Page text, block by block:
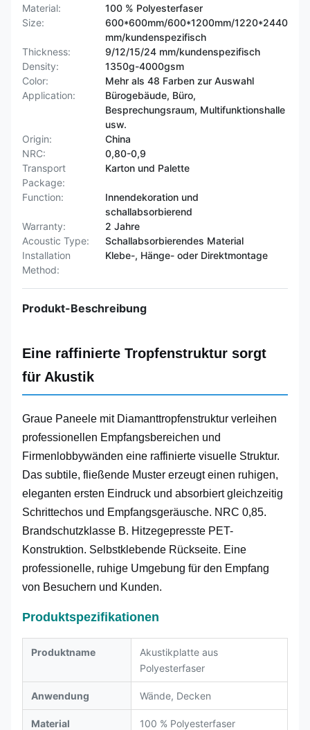
Material:
100 % Polyesterfaser
Size:
600*600mm/600*1200mm/1220*2440
mm/kundenspezifisch
Thickness:
9/12/15/24 mm/kundenspezifisch
Density:
1350g-4000gsm
Color:
Mehr als 48 Farben zur Auswahl
Application:
Bürogebäude, Büro,
Besprechungsraum, Multifunktionshalle
usw.
Origin:
China
NRC:
0,80-0,9
Transport
Package:
Karton und Palette
Function:
Innendekoration und
schallabsorbierend
Warranty:
2 Jahre
Acoustic Type:
Schallabsorbierendes Material
Installation
Method:
Klebe-, Hänge- oder Direktmontage
Produkt-Beschreibung
Eine raffinierte Tropfenstruktur sorgt
für Akustik
Graue Paneele mit Diamanttropfenstruktur verleihen
professionellen Empfangsbereichen und
Firmenlobbywänden eine raffinierte visuelle Struktur.
Das subtile, fließende Muster erzeugt einen ruhigen,
eleganten ersten Eindruck und absorbiert gleichzeitig
Schrittechos und Empfangsgeräusche. NRC 0,85.
Brandschutzklasse B. Hitzegepresste PET-
Konstruktion. Selbstklebende Rückseite. Eine
professionelle, ruhige Umgebung für den Empfang
von Besuchern und Kunden.
Produktspezifikationen
Produktname
Akustikplatte aus
Polyesterfaser
Anwendung Wände, Decken
Material 100 % Polyesterfaser